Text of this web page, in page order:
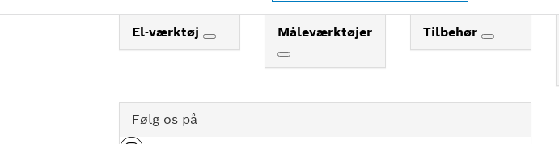
El-værktøj Måleværktøjer Tilbehør
Følg os på